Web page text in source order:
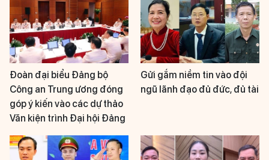
Đoàn đại biểu Đảng bộ
Công an Trung ương đóng
góp ý kiến vào các dự thảo
Văn kiện trình Đại hội Đảng
Gửi gắm niềm tin vào đội
ngũ lãnh đạo đủ đức, đủ tài